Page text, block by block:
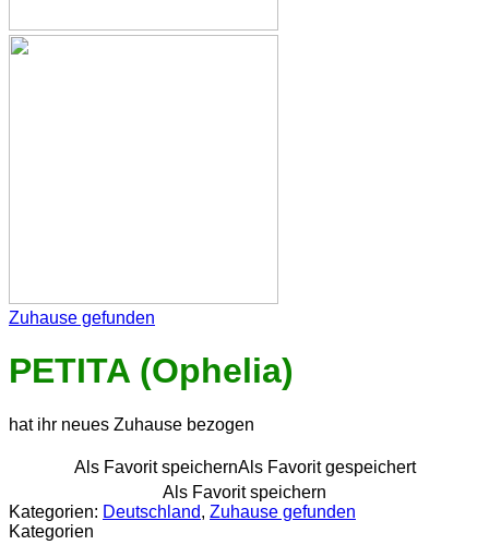
Zuhause gefunden
PETITA (Ophelia)
hat ihr neues Zuhause bezogen
Als Favorit speichernAls Favorit gespeichert
Als Favorit speichern
Kategorien: Deutschland, Zuhause gefunden
Kategorien